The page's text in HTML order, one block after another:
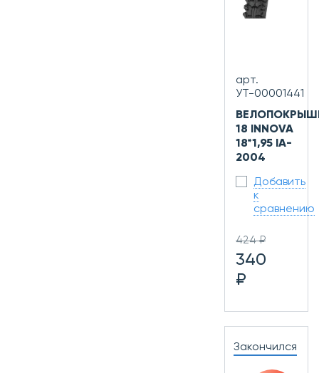
арт.
УТ-00001441
18 INNOVA
18*1,95 IA-
2004
Добавить
к
сравнению
424 ₽
340
₽
Закончился